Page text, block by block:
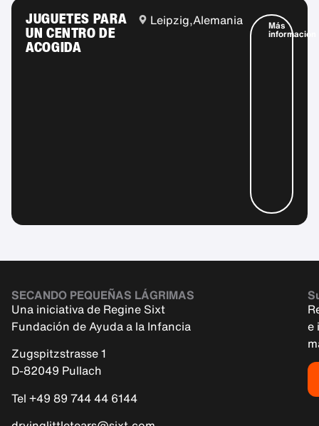
JUGUETES PARA
UN CENTRO DE
ACOGIDA
Leipzig,Alemania Más
información
SECANDO PEQUEÑAS LÁGRIMAS
Una iniciativa de Regine Sixt
Fundación de Ayuda a la Infancia
Zugspitzstrasse 1
D-82049 Pullach
Tel +49 89 744 44 6144
e